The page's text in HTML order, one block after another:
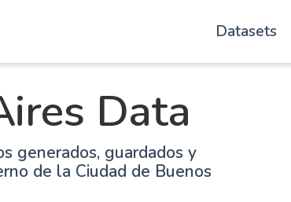
Datasets
Data
generados, guardados y
de la Ciudad de Buenos